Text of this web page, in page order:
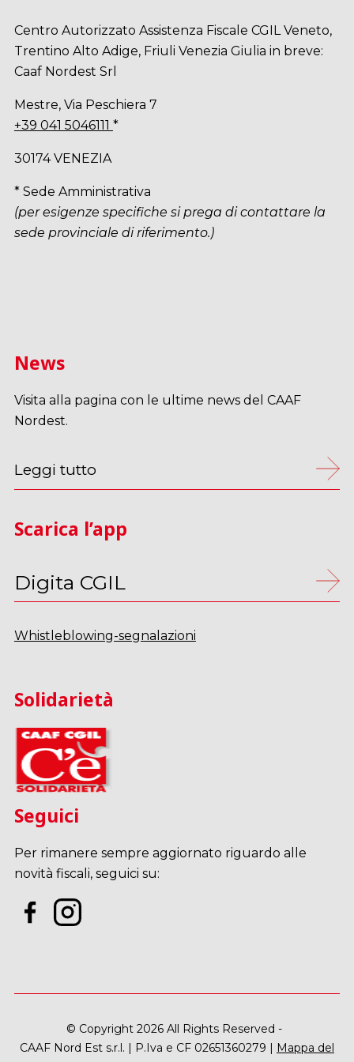
Centro Autorizzato Assistenza Fiscale CGIL Veneto,
Trentino Alto Adige, Friuli Venezia Giulia in breve:
Caaf Nordest Srl
Mestre, Via Peschiera 7
+39 041 5046111 *
30174 VENEZIA
* Sede Amministrativa
(per esigenze specifiche si prega di contattare la
sede provinciale di riferimento.)
News
Visita alla pagina con le ultime news del CAAF
Nordest.
Leggi tutto
Scarica l’app
Digita CGIL
Whistleblowing-segnalazioni
Solidarietà
Seguici
Per rimanere sempre aggiornato riguardo alle
novità fiscali, seguici su:
© Copyright 2026 All Rights Reserved -
CAAF Nord Est s.r.l. | P.Iva e CF 02651360279 | Mappa del